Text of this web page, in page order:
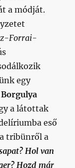
a módját.
Forrai-
egy
a látottak
eső
tribünről a
Hol van
Hozd már